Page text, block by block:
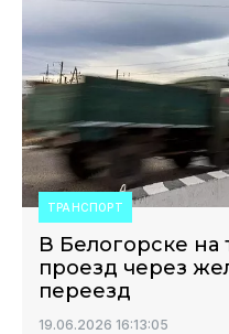
ТРАНСПОРТ
В Белогорске на
проезд через
переезд
19.06.2026 16:13:05